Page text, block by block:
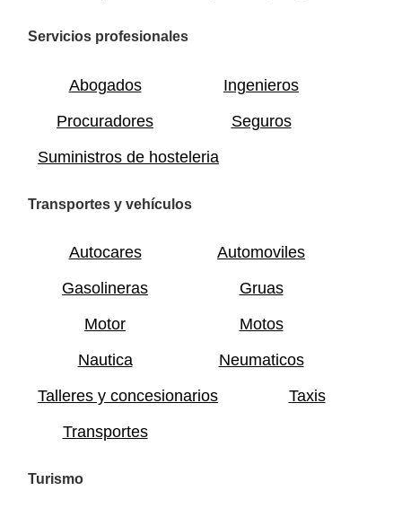
Servicios profesionales
Abogados
Ingenieros
Procuradores
Seguros
Suministros de hosteleria
Transportes y vehículos
Autocares
Automoviles
Gasolineras
Gruas
Motor
Motos
Nautica
Neumaticos
Talleres y concesionarios
Taxis
Transportes
Turismo